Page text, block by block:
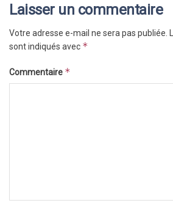
Laisser un commentaire
Votre adresse e-mail ne sera pas publiée.
sont indiqués avec *
Commentaire *